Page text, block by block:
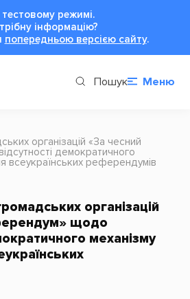
режимі.
інформацію?
попередньою версією сайту.
Пошук Меню
організацій «За чесний
демократичного
всеукраїнських референдумів
організацій
щодо
механізму